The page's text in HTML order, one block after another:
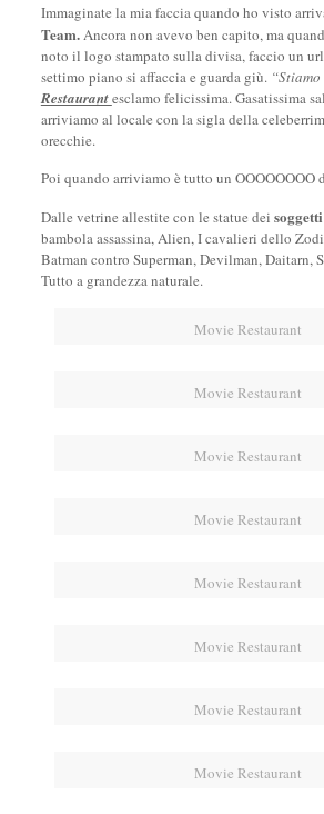
Immaginate la mia faccia quando ho visto
Team.Ancora non avevo ben capito, ma
noto il logo stampato sulla divisa, faccio un
settimo piano si affaccia e guarda giù.
Restaurantesclamo felicissima. Gasatissima
arriviamo al locale con la sigla della
orecchie.
Poi quando arriviamo è tutto un OOOOOOOO
Dalle vetrine allestite con le statue dei
bambola assassina, Alien, I cavalieri dello
Batman contro Superman, Devilman, Daitarn,
Tutto a grandezza naturale.
Movie Restaurant
Movie Restaurant
Movie Restaurant
Movie Restaurant
Movie Restaurant
Movie Restaurant
Movie Restaurant
Movie Restaurant